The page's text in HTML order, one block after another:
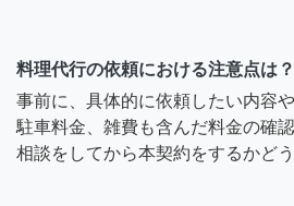
料理代行の依頼における注意点は？
事前に、具体的に依頼したい内容
駐車料金、雑費も含んだ料金の確
相談をしてから本契約をするかど